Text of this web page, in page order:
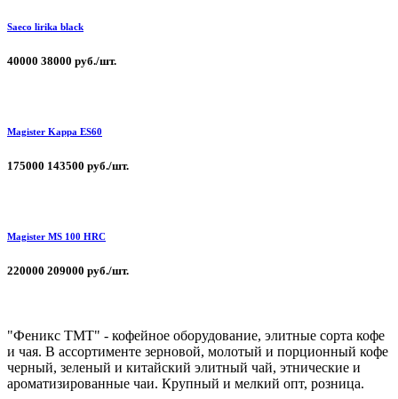
Saeco lirika black
40000 38000 руб./шт.
Magister Kappa ЕS60
175000 143500 руб./шт.
Magister MS 100 HRC
220000 209000 руб./шт.
"Феникс ТМТ" - кофейное оборудование, элитные сорта кофе
и чая. В ассортименте зерновой, молотый и порционный кофе
черный, зеленый и китайский элитный чай, этнические и
ароматизированные чаи. Крупный и мелкий опт, розница.